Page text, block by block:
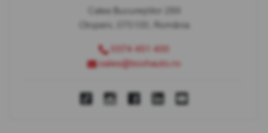
Calea Bucureștilor 289
Otopeni, 075100, România
0374 451 400
sales@bcchauto.ro